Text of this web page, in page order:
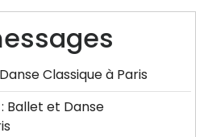
Classique à Paris
Ballet et Danse